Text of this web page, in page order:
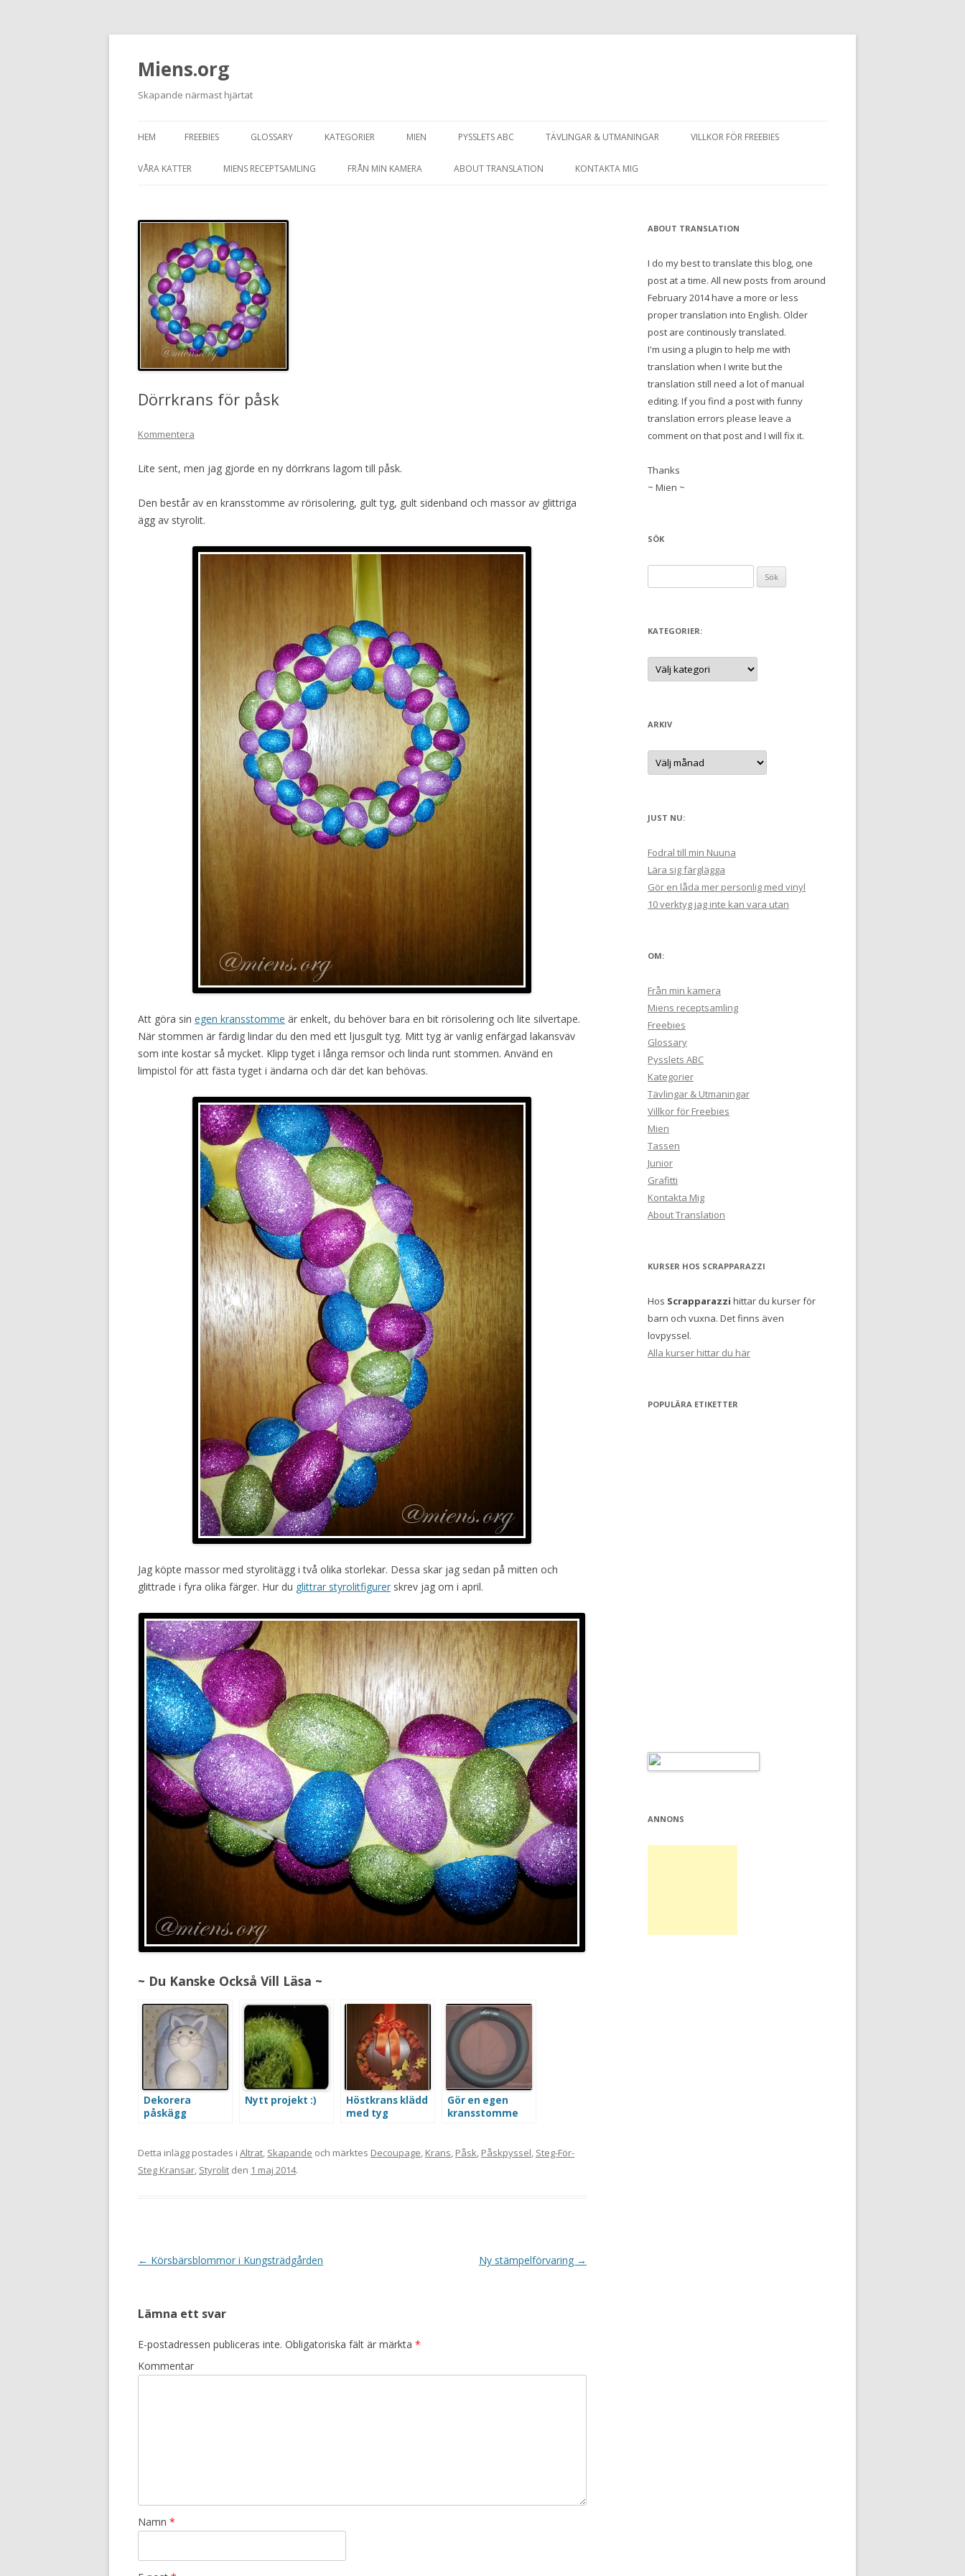
Miens.org
Skapande närmast hjärtat
till
HEM FREEBIES GLOSSARY KATEGORIER MIEN PYSSLETS ABC TÄVLINGAR & UTMANINGAR VILLKOR FÖR FREEBIES
VÅRA KATTER
JUNIOR
GRAFITTI
MIENS RECEPTSAMLING FRÅN MIN KAMERA ABOUT TRANSLATION KONTAKTA MIG
Dörrkrans för påsk
Kommentera
Lite sent, men jag gjorde en ny dörrkrans lagom till påsk.
Den består av en kransstomme av rörisolering, gult tyg, gult sidenband och massor av glittriga
ägg av styrolit.
Att göra sin egen kransstomme är enkelt, du behöver bara en bit rörisolering och lite silvertape.
När stommen är färdig lindar du den med ett ljusgult tyg. Mitt tyg är vanlig enfärgad lakansväv
som inte kostar så mycket. Klipp tyget i långa remsor och linda runt stommen. Använd en
limpistol för att fästa tyget i ändarna och där det kan behövas.
Jag köpte massor med styrolitägg i två olika storlekar. Dessa skar jag sedan på mitten och
glittrade i fyra olika färger. Hur du glittrar styrolitfigurer skrev jag om i april.
~ Du Kanske Också Vill Läsa ~
Dekorera
påskägg
Nytt projekt :)
Höstkrans klädd
med tyg
Gör en egen
kransstomme
Detta inlägg postades i Altrat, Skapande och märktes Decoupage, Krans, Påsk, Påskpyssel, Steg-För-
Steg Kransar, Styrolit den 1 maj 2014.
Inläggsnavigering
← Körsbärsblommor i Kungsträdgården Ny stämpelförvaring →
Lämna ett svar
E-postadressen publiceras inte. Obligatoriska fält är märkta *
Kommentar
Namn *
ABOUT TRANSLATION
I do my best to translate this blog, one
post at a time. All new posts from around
February 2014 have a more or less
proper translation into English. Older
post are continously translated.
I'm using a plugin to help me with
translation when I write but the
translation still need a lot of manual
editing. If you find a post with funny
translation errors please leave a
comment on that post and I will fix it.
Thanks
~ Mien ~
SÖK
ö
e
t
e
KATEGORIER:
K
t
r
i
r
ARKIV
A
k
JUST NU:
Fodral till min Nuuna
Lära sig färglägga
Gör en låda mer personlig med vinyl
10 verktyg jag inte kan vara utan
OM:
Från min kamera
Miens receptsamling
Freebies
Glossary
Pysslets ABC
Kategorier
Tävlingar & Utmaningar
Villkor för Freebies
Mien
Tassen
Junior
Grafitti
Kontakta Mig
About Translation
KURSER HOS SCRAPPARAZZI
Hos Scrapparazzi hittar du kurser för
barn och vuxna. Det finns även
lovpyssel.
Alla kurser hittar du här
POPULÄRA ETIKETTER
ANNONS